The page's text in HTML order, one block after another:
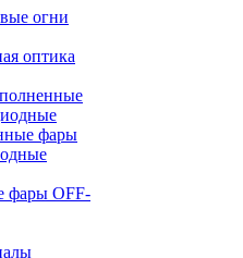
огни
оптика
фары
фары OFF-